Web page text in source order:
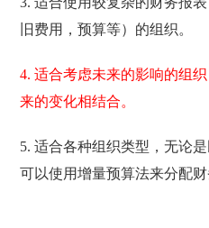
旧费用，预算等）的组织。
4. 适合考虑未来的影响的组
来的变化相结合。
5. 适合各种组织类型，无论
可以使用增量预算法来分配财